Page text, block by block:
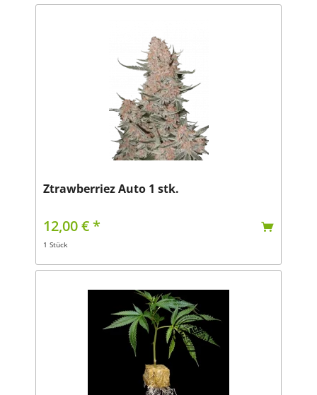
Ztrawberriez Auto 1 stk.
12,00 € *
1 Stück